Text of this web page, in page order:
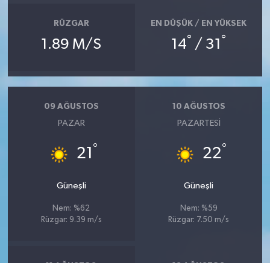
RÜZGAR
1.89 M/S
EN DÜŞÜK / EN YÜKSEK
14° / 31 °
09 AĞUSTOS
PAZAR
21 °
Güneşli
Nem: %62
Rüzgar: 9.39 m/s
10 AĞUSTOS
PAZARTESI
22°
Güneşli
Nem: %59
Rüzgar: 7.50 m/s